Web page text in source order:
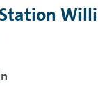
Willi